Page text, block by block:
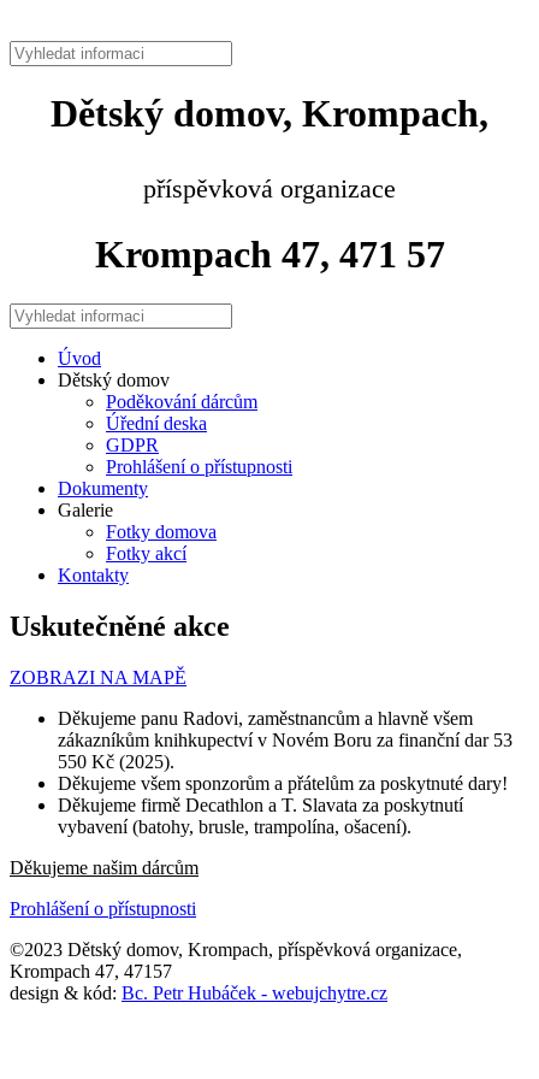
Dětský domov, Krompach,
příspěvková organizace
Krompach 47, 471 57
Úvod
Dětský domov
Poděkování dárcům
Úřední deska
GDPR
Prohlášení o přístupnosti
Dokumenty
Galerie
Fotky domova
Fotky akcí
Kontakty
Uskutečněné akce
ZOBRAZI NA MAPĚ
Děkujeme panu Radovi, zaměstnancům a hlavně všem
zákazníkům knihkupectví v Novém Boru za finanční dar 53
550 Kč (2025).
Děkujeme všem sponzorům a přátelům za poskytnuté dary!
Děkujeme firmě Decathlon a T. Slavata za poskytnutí
vybavení (batohy, brusle, trampolína, ošacení).
Děkujeme našim dárcům
Prohlášení o přístupnosti
©2023 Dětský domov, Krompach, příspěvková organizace,
Krompach 47, 47157
design & kód: Bc. Petr Hubáček - webujchytre.cz